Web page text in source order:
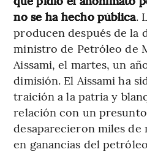
no se ha hecho pública.
producen después de la
ministro de Petróleo de
Aissami, el martes, un
dimisión. El Aissami ha
traición a la patria y
relación con un
desaparecieron miles de
en ganancias del